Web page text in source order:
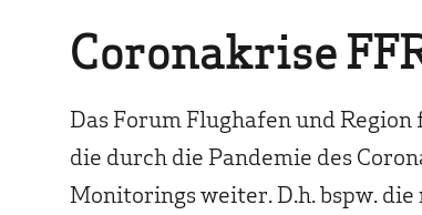
Coronakrise
Das Forum Flughafen und
die durch die Pandemie des
Monitorings weiter. D.h. bspw.